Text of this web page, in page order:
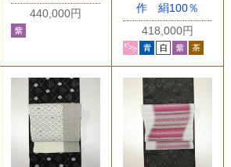
440,000円
作 絹100％
418,000円